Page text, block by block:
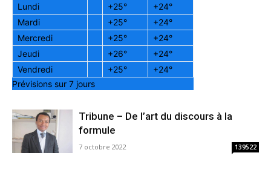
Lundi
+25° +24°
Mardi
+25° +24°
Mercredi
+25° +24°
Jeudi
+26° +24°
Vendredi
+25° +24°
Prévisions sur 7 jours
Tribune – De l’art du discours à la
formule
7 octobre 2022 139522